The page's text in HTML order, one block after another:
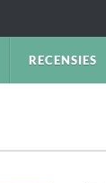
RECENSIES